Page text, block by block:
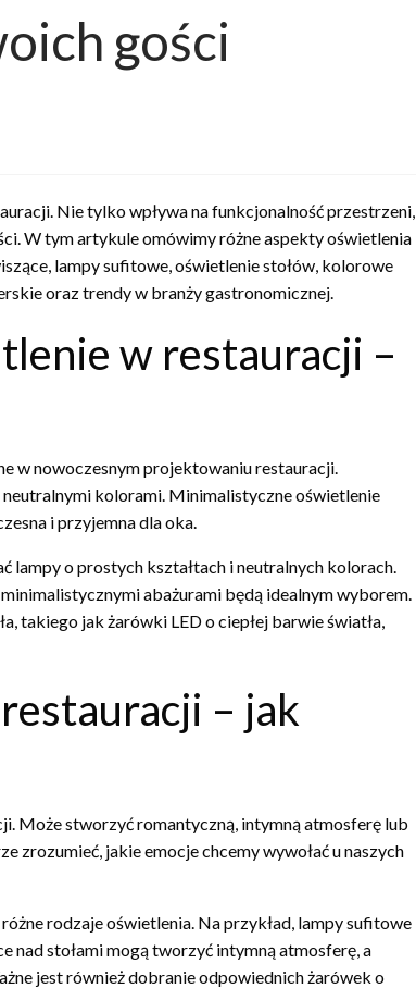
gości
Nie tylko wpływa na funkcjonalność przestrzeni,
W tym artykule omówimy różne aspekty oświetlenia
lampy sufitowe, oświetlenie stołów, kolorowe
oraz trendy w branży gastronomicznej.
w restauracji –
w nowoczesnym projektowaniu restauracji.
kolorami. Minimalistyczne oświetlenie
i przyjemna dla oka.
o prostych kształtach i neutralnych kolorach.
abażurami będą idealnym wyborem.
takiego jak żarówki LED o ciepłej barwie światła,
– jak
Może stworzyć romantyczną, intymną atmosferę lub
zrozumieć, jakie emocje chcemy wywołać u naszych
rodzaje oświetlenia. Na przykład, lampy sufitowe
nad stołami mogą tworzyć intymną atmosferę, a
jest również dobranie odpowiednich żarówek o